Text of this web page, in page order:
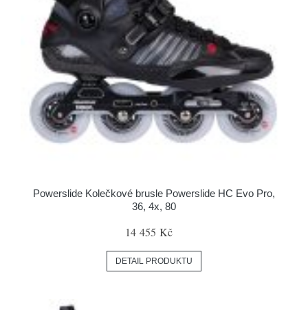
Powerslide Kolečkové brusle Powerslide HC Evo Pro,
36, 4x, 80
14 455 Kč
DETAIL PRODUKTU